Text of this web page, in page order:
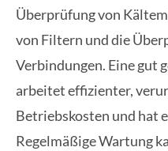
Überprüfung von
von Filtern und die
Verbindungen. Eine gut
arbeitet effizienter,
Betriebskosten und hat
Regelmäßige Wartung